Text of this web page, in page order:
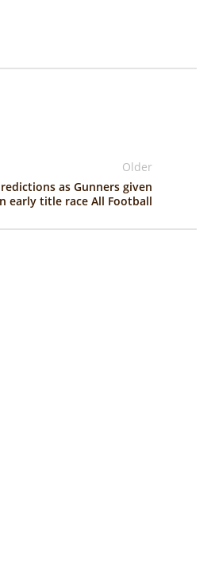
Older
as Gunners given
early title race All Football